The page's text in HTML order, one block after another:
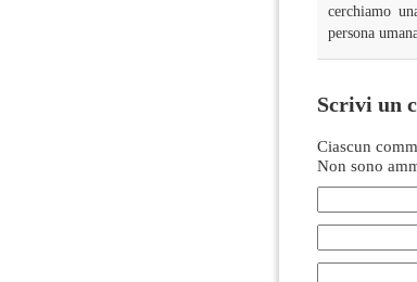
cerchiamo
persona
Scrivi un
Ciascun
Non sono